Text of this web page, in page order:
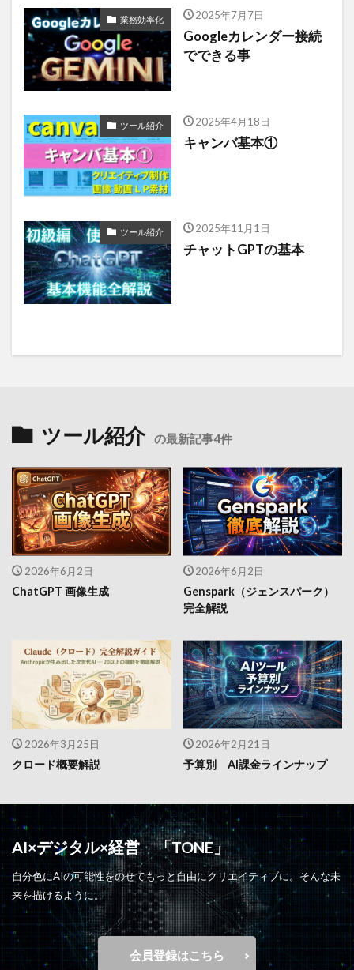
業務効率化 2025年7月7日
Googleカレンダー接続
でできる事
ツール紹介 2025年4月18日
キャンバ基本①
ツール紹介 2025年11月1日
チャットGPTの基本
ツール紹介 の最新記事4件
2026年6月2日
ChatGPT 画像生成
2026年6月2日
Genspark（ジェンスパーク）
完全解説
2026年3月25日
クロード概要解説
2026年2月21日
予算別 AI課金ラインナップ
AI×デジタル×経営 「TONE」
自分色にAIの可能性をのせてもっと自由にクリエイティブに。そんな未
来を描けるように。
会員登録はこちら